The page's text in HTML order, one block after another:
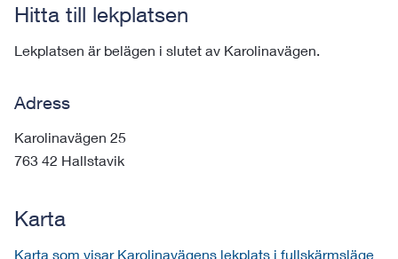
Hitta till lekplatsen
Lekplatsen är belägen i slutet av Karolinavägen.
Adress
Karolinavägen 25
763 42 Hallstavik
Karta
Karta som visar Karolinavägens lekplats i fullskärmsläge